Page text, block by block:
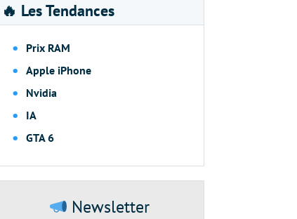
🔥 Les Tendances
Prix RAM
Apple iPhone
Nvidia
IA
GTA 6
Newsletter